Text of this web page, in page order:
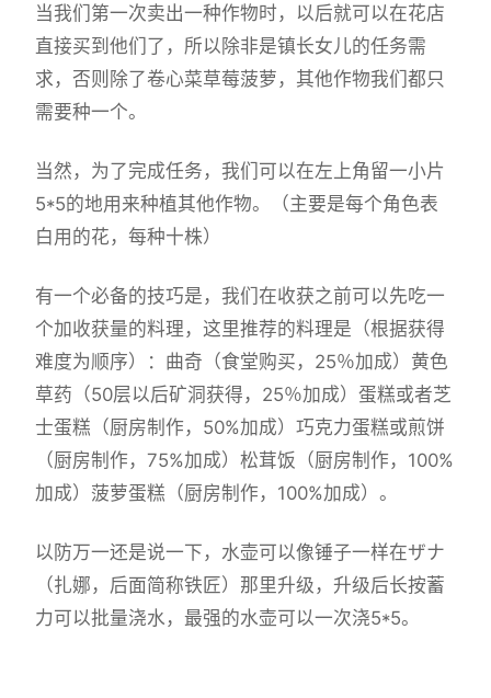
当我们第一次卖出一种作物时，以后就可以在花店
直接买到他们了，所以除非是镇长女儿的任务需
求，否则除了卷心菜草莓菠萝，其他作物我们都只
需要种一个。
当然，为了完成任务，我们可以在左上角留一小片
5*5的地用来种植其他作物。（主要是每个角色表
白用的花，每种十株）
有一个必备的技巧是，我们在收获之前可以先吃一
个加收获量的料理，这里推荐的料理是（根据获得
难度为顺序）：曲奇（食堂购买，25％加成）黄色
草药（50层以后矿洞获得，25％加成）蛋糕或者芝
士蛋糕（厨房制作，50%加成）巧克力蛋糕或煎饼
（厨房制作，75%加成）松茸饭（厨房制作，100%
加成）菠萝蛋糕（厨房制作，100%加成）。
以防万一还是说一下，水壶可以像锤子一样在ザナ
（扎娜，后面简称铁匠）那里升级，升级后长按蓄
力可以批量浇水，最强的水壶可以一次浇5*5。